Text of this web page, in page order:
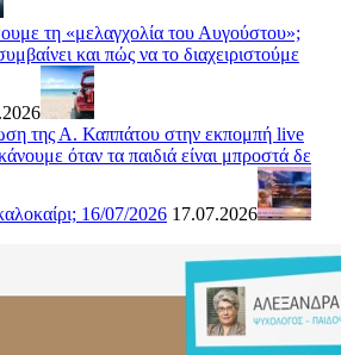
τη «μελαγχολία του Αυγούστου»;
και πώς να το διαχειριστούμε
της Α. Καππάτου στην εκπομπή live
όταν τα παιδιά είναι μπροστά δε
16/07/2026 17.07.2026